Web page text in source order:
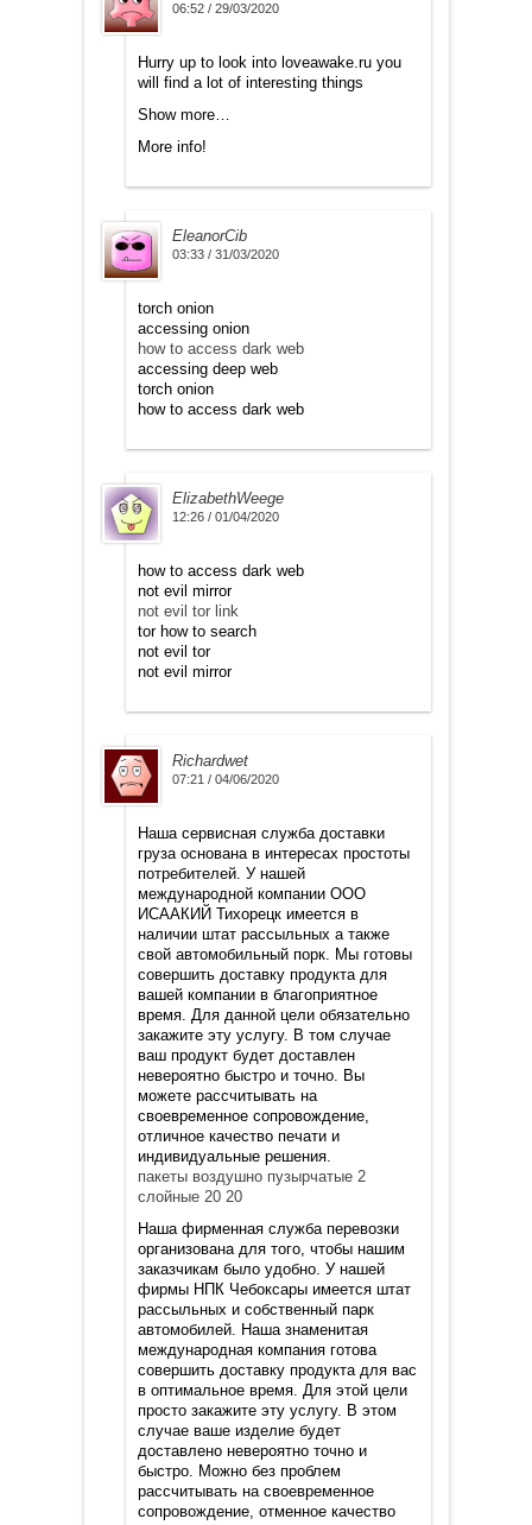
06:52 / 29/03/2020
Hurry up to look into loveawake.ru you
will find a lot of interesting things
Show more…
More info!
EleanorCib
03:33 / 31/03/2020
torch onion
accessing onion
how to access dark web
accessing deep web
torch onion
how to access dark web
ElizabethWeege
12:26 / 01/04/2020
how to access dark web
not evil mirror
not evil tor link
tor how to search
not evil tor
not evil mirror
Richardwet
07:21 / 04/06/2020
Наша сервисная служба доставки
груза основана в интересах простоты
потребителей. У нашей
международной компании ООО
ИСААКИЙ Тихорецк имеется в
наличии штат рассыльных а также
свой автомобильный порк. Мы готовы
совершить доставку продукта для
вашей компании в благоприятное
время. Для данной цели обязательно
закажите эту услугу. В том случае
ваш продукт будет доставлен
невероятно быстро и точно. Вы
можете рассчитывать на
своевременное сопровождение,
отличное качество печати и
индивидуальные решения.
пакеты воздушно пузырчатые 2
слойные 20 20
Наша фирменная служба перевозки
организована для того, чтобы нашим
заказчикам было удобно. У нашей
фирмы НПК Чебоксары имеется штат
рассыльных и собственный парк
автомобилей. Наша знаменитая
международная компания готова
совершить доставку продукта для вас
в оптимальное время. Для этой цели
просто закажите эту услугу. В этом
случае ваше изделие будет
доставлено невероятно точно и
быстро. Можно без проблем
рассчитывать на своевременное
сопровождение, отменное качество